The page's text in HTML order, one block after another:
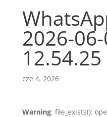
2026-
12.54.25
cze 4, 2026
Warning: file_exists():